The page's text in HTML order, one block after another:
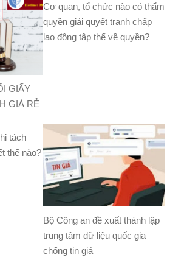
GIẤY
GIÁ RẺ
Cơ quan, tổ chức nào có thẩm
quyền giải quyết tranh chấp
lao động tập thể về quyền?
tách
thế nào?
Bộ Công an đề xuất thành lập
trung tâm dữ liệu quốc gia
chống tin giả